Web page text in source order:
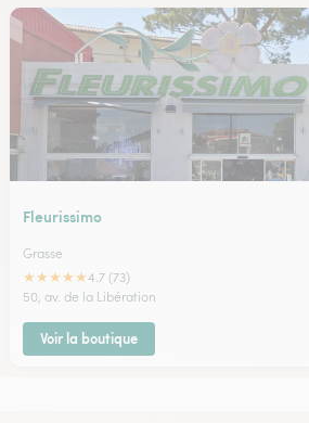
Fleurissimo
Grasse
★★★★★4.7 (73)
50, av. de la Libération
Voir la boutique